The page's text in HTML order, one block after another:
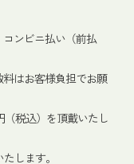
ンビニ払い（前払
はお客様負担でお願
（税込）を頂戴いたし
します。